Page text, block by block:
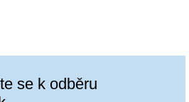
se k odběru